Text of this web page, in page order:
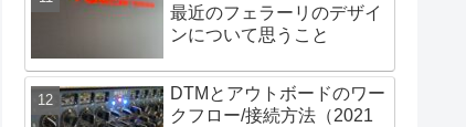
最近のフェラーリのデザイ
ンについて思うこと
DTMとアウトボードのワー
クフロー/接続方法（2021